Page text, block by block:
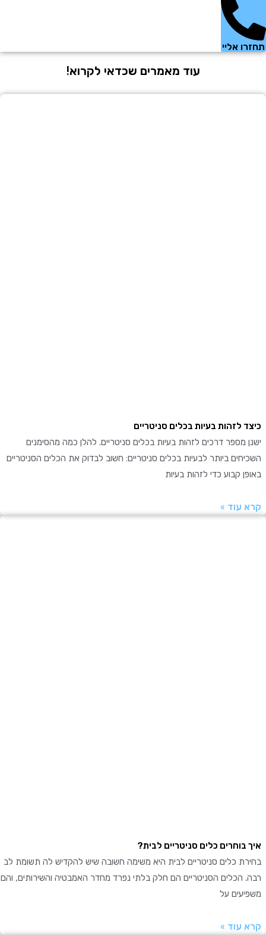
אליי
עוד מאמרים שכדאי לקרוא!
לזהות בעיות בכלים סניטריים
מספר דרכים לזהות בעיות בכלים סניטריים. להלן כמה מהסימנים
ביותר לבעיות בכלים סניטריים: חשוב לבדוק את הכלים הסניטריים
קבוע כדי לזהות בעיות
»
כלים סניטריים לבית?
כלים סניטריים לבית היא משימה חשובה שיש להקדיש לה תשומת לב
הסניטריים הם חלק בלתי נפרד מחדר האמבטיה והשירותים, והם
על
»